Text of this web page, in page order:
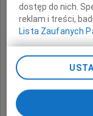
Z głębokim żalem
Bukowski wybitny
Z ogromnym
akademicki, świetny
dostęp do nich.
reklam i treści,
Lista Zaufanych